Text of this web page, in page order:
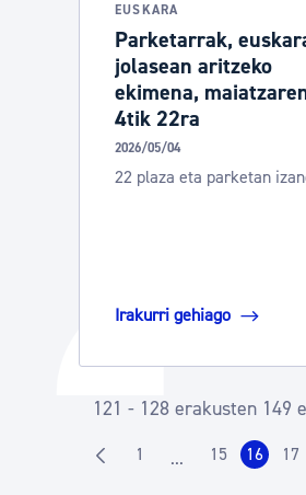
EUSKARA
Parketarrak,
jolasean aritzeko
ekimena,
4tik 22ra
2026/05/04
22 plaza eta parketan
Irakurri gehiago
121 - 128 erakusten 149
Orrialdea
1 ...Intermediate
Orrialdea
15 16 17